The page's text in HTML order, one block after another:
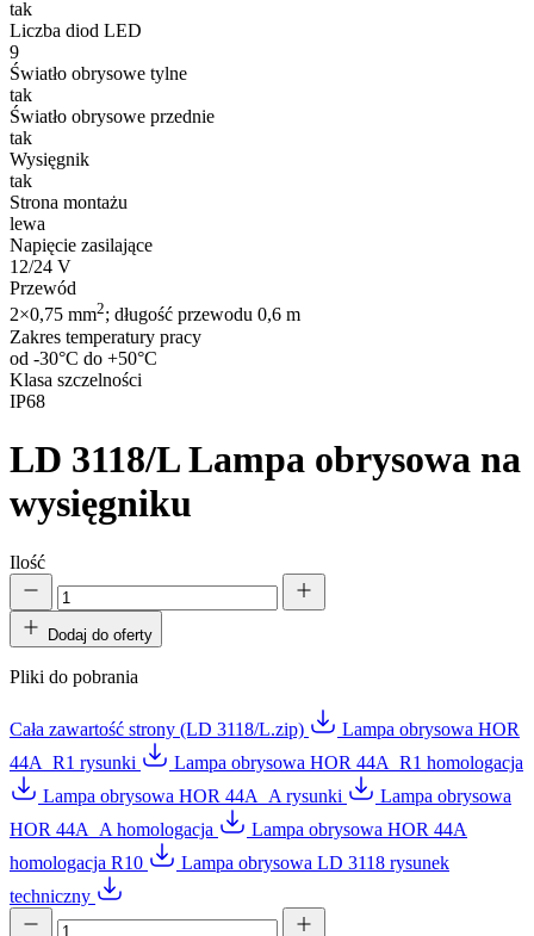
tak
Liczba diod LED
9
Światło obrysowe tylne
tak
Światło obrysowe przednie
tak
Wysięgnik
tak
Strona montażu
lewa
Napięcie zasilające
12/24 V
Przewód
2×0,75 mm2; długość przewodu 0,6 m
Zakres temperatury pracy
od -30°C do +50°C
Klasa szczelności
IP68
LD 3118/L Lampa obrysowa na
wysięgniku
Ilość
Dodaj do oferty
Pliki do pobrania
Cała zawartość strony (LD 3118/L.zip)
Lampa obrysowa HOR
44A_R1 rysunki
Lampa obrysowa HOR 44A_R1 homologacja
Lampa obrysowa HOR 44A_A rysunki
Lampa obrysowa
HOR 44A_A homologacja
Lampa obrysowa HOR 44A
homologacja R10
Lampa obrysowa LD 3118 rysunek
techniczny